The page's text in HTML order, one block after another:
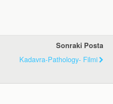
Sonraki Posta
Kadavra-Pathology- Filmi